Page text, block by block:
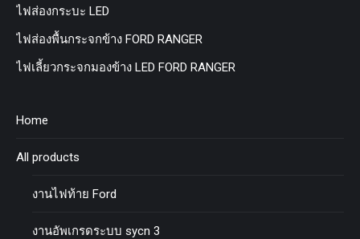
ไฟส่องกระบะ LED
ไฟส่องพื้นกระจกข้าง FORD RANGER
ไฟเลี้ยวกระจกมองข้าง LED FORD RANGER
Home
All products
งานไฟท้าย Ford
งานอัพเกรดระบบ sycn 3